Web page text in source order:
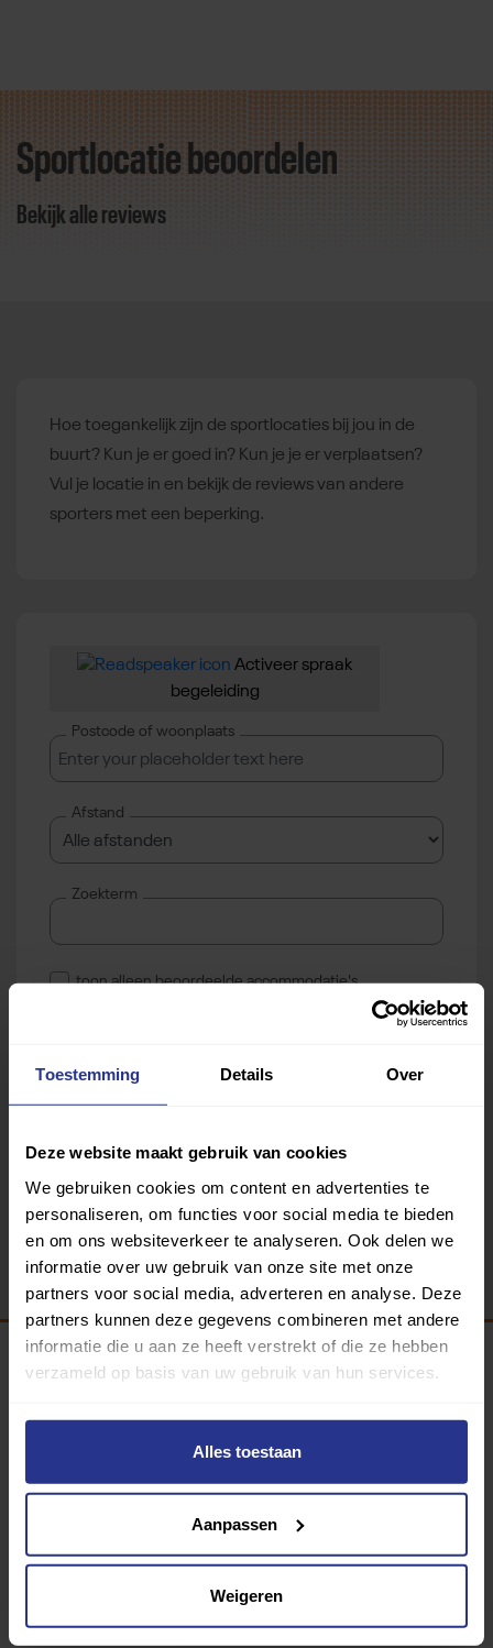
Toestemming Details Over
Deze website maakt gebruik van cookies
We gebruiken cookies om content en advertenties te
personaliseren, om functies voor social media te bieden
en om ons websiteverkeer te analyseren. Ook delen we
informatie over uw gebruik van onze site met onze
partners voor social media, adverteren en analyse. Deze
partners kunnen deze gegevens combineren met andere
informatie die u aan ze heeft verstrekt of die ze hebben
verzameld op basis van uw gebruik van hun services.
Alles toestaan
Aanpassen
Weigeren
Direct door naar content
Sportlocatie beoordelen
Bekijk alle reviews
Hoe toegankelijk zijn de sportlocaties bij jou in de
buurt? Kun je er goed in? Kun je je er verplaatsen?
Vul je locatie in en bekijk de reviews van andere
sporters met een beperking.
Activeer spraak
begeleiding
Postcode of woonplaats
Afstand
Zoekterm
toon alleen beoordeelde accommodatie's
Programma van:
340 gemeenten